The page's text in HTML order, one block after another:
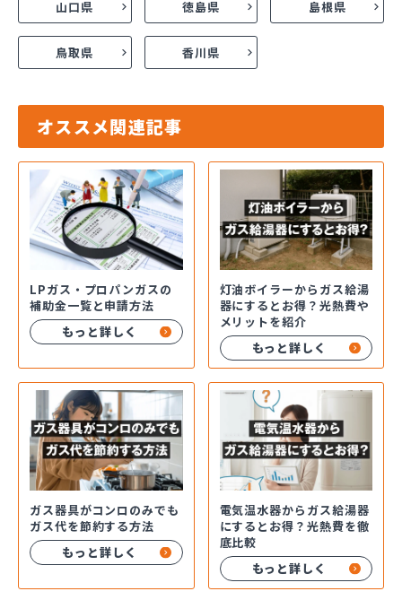
山口県 徳島県 島根県
鳥取県 香川県
オススメ関連記事
LPガス・プロパンガスの
補助金一覧と申請方法
もっと詳しく
灯油ボイラーからガス給湯
器にするとお得？光熱費や
メリットを紹介
もっと詳しく
ガス器具がコンロのみでも
ガス代を節約する方法
もっと詳しく
電気温水器からガス給湯器
にするとお得？光熱費を徹
底比較
もっと詳しく